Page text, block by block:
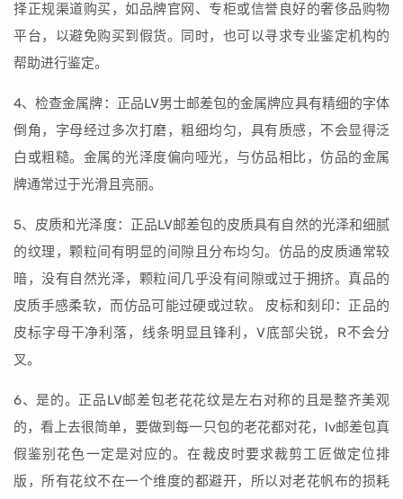
择正规渠道购买，如品牌官网、专柜或信誉良好的奢侈品购物
平台，以避免购买到假货。同时，也可以寻求专业鉴定机构的
帮助进行鉴定。
4、检查金属牌：正品LV男士邮差包的金属牌应具有精细的字体
倒角，字母经过多次打磨，粗细均匀，具有质感，不会显得泛
白或粗糙。金属的光泽度偏向哑光，与仿品相比，仿品的金属
牌通常过于光滑且亮丽。
5、皮质和光泽度：正品LV邮差包的皮质具有自然的光泽和细腻
的纹理，颗粒间有明显的间隙且分布均匀。仿品的皮质通常较
暗，没有自然光泽，颗粒间几乎没有间隙或过于拥挤。真品的
皮质手感柔软，而仿品可能过硬或过软。 皮标和刻印：正品的
皮标字母干净利落，线条明显且锋利，V底部尖锐，R不会分
叉。
6、是的。正品LV邮差包老花花纹是左右对称的且是整齐美观
的，看上去很简单，要做到每一只包的老花都对花，lv邮差包真
假鉴别花色一定是对应的。在裁皮时要求裁剪工匠做定位排
版，所有花纹不在一个维度的都避开，所以对老花帆布的损耗